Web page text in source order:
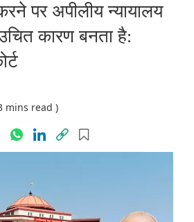
पर अपीलीय न्यायालय
कारण बनता है:
mins read )